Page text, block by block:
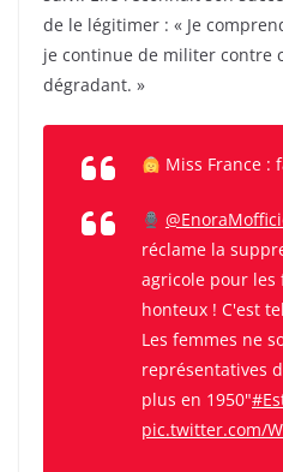
de le légitimer : « Je
je continue de militer contre
dégradant. »
Miss France :
réclame la
agricole pour les
honteux ! C'est
Les femmes ne
représentatives
plus en 1950"
pic.twitter.com/